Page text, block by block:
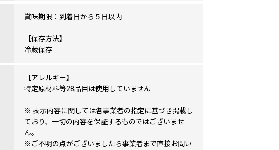
賞味期限：到着日から５日以内
【保存方法】
冷蔵保存
【アレルギー】
特定原材料等28品目は使用していません
※ 表示内容に関しては各事業者の指定に基づき掲載し
ており、一切の内容を保証するものではございませ
ん。
※ご不明の点がございましたら事業者まで直接お問い